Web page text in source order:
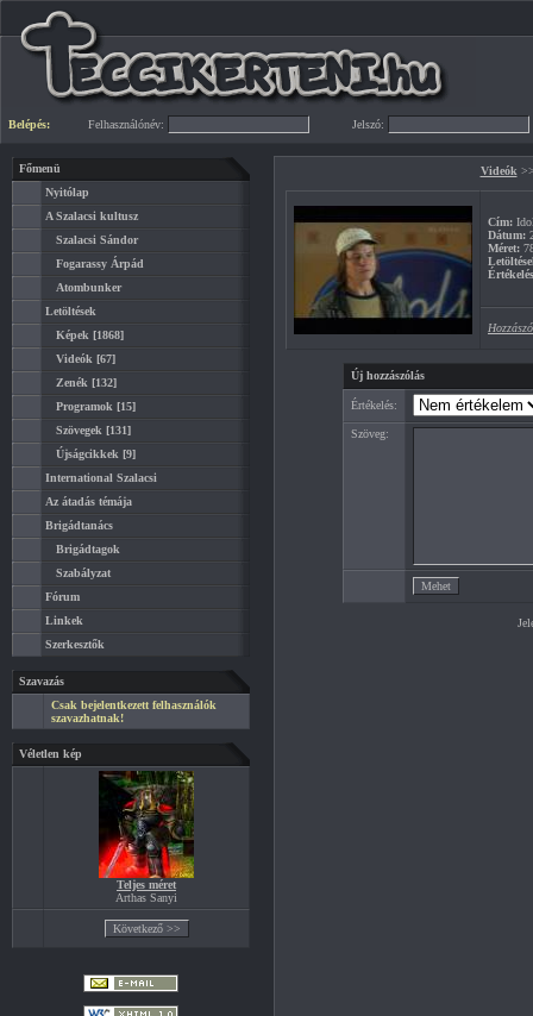
Belépés: Felhasználónév: Jelszó:
Főmenü
Nyitólap
A Szalacsi kultusz
Szalacsi Sándor
Fogarassy Árpád
Atombunker
Letöltések
Képek [1868]
Videók [67]
Zenék [132]
Programok [15]
Szövegek [131]
Újságcikkek [9]
International Szalacsi
Az átadás témája
Brigádtanács
Brigádtagok
Szabályzat
Fórum
Linkek
Szerkesztők
Szavazás
Csak bejelentkezett felhasználók
szavazhatnak!
Véletlen kép
Teljes méret
Arthas Sanyi
Videók
Cím:
Dátum:
Méret:
Új hozzászólás
Értékelés:
Szöveg: